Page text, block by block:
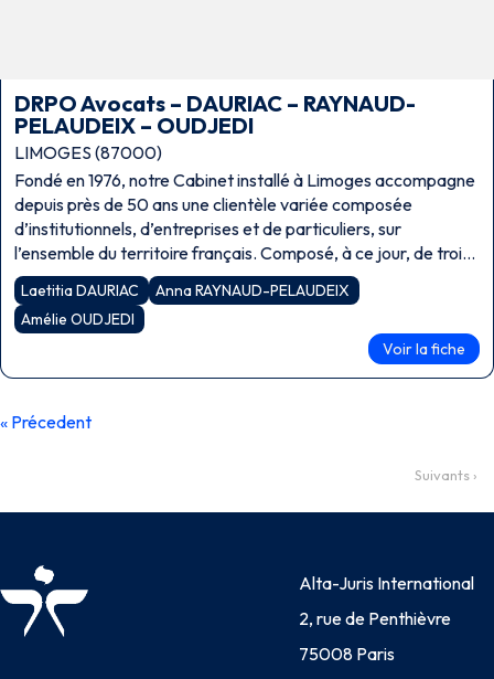
DRPO Avocats – DAURIAC – RAYNAUD-
PELAUDEIX – OUDJEDI
LIMOGES (87000)
Fondé en 1976, notre Cabinet installé à Limoges accompagne
depuis près de 50 ans une clientèle variée composée
d’institutionnels, d’entreprises et de particuliers, sur
l’ensemble du territoire français. Composé, à ce jour, de trois
avocats associés — Maîtres Laetitia DAURIAC, […]
Laetitia DAURIAC
Anna RAYNAUD-PELAUDEIX
Amélie OUDJEDI
Voir la fiche
« Précedent
Suivants ›
Alta-Juris International
2, rue de Penthièvre
75008 Paris